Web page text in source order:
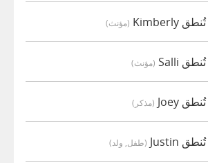
(مؤنث)
(مؤنث)
(مذكر)
(طفل, ولد)